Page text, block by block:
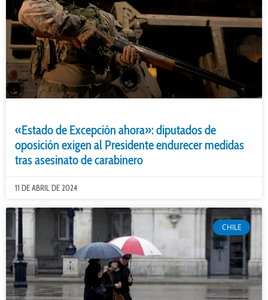
«Estado de Excepción ahora»: diputados de
oposición exigen al Presidente endurecer medidas
tras asesinato de carabinero
11 DE ABRIL DE 2024
CHILE